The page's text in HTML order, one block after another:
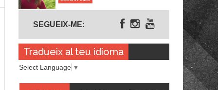
SEGUEIX-ME:
Tradueix al teu idioma
Select Language ▼